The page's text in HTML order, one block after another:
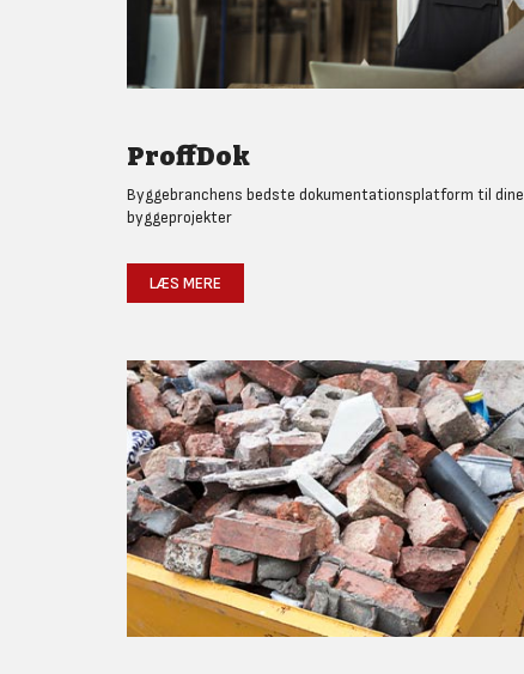
ProffDok
Byggebranchens bedste dokumentationsplatform til dine
byggeprojekter
LÆS MERE